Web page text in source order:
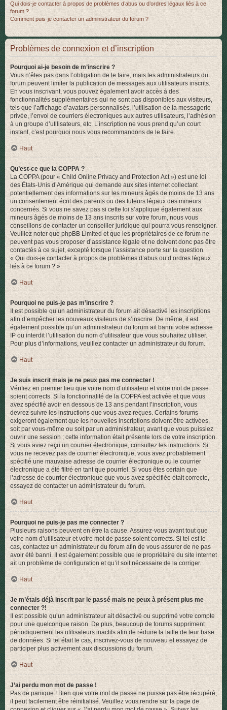
Qui dois-je contacter à propos de problèmes d’abus ou d’ordres légaux liés à ce
forum ?
Comment puis-je contacter un administrateur du forum ?
Problèmes de connexion et d’inscription
Pourquoi ai-je besoin de m’inscrire ?
Vous n’êtes pas dans l’obligation de le faire, mais les administrateurs du
forum peuvent limiter la publication de messages aux utilisateurs inscrits.
En vous inscrivant, vous pouvez également avoir accès à des
fonctionnalités supplémentaires qui ne sont pas disponibles aux visiteurs,
tels que l’affichage d’avatars personnalisés, l’utilisation de la messagerie
privée, l’envoi de courriers électroniques aux autres utilisateurs, l’adhésion
à un groupe d’utilisateurs, etc. L’inscription ne vous prend qu’un court
instant, c’est pourquoi nous vous recommandons de le faire.
Haut
Qu’est-ce que la COPPA ?
La COPPA (pour « Child Online Privacy and Protection Act ») est une loi
des États-Unis d’Amérique qui demande aux sites internet collectant
potentiellement des informations sur les mineurs âgés de moins de 13 ans
un consentement écrit des parents ou des tuteurs légaux des mineurs
concernés. Si vous ne savez pas si cette loi s’applique également aux
mineurs âgés de moins de 13 ans inscrits sur votre forum, nous vous
conseillons de contacter un conseiller juridique qui pourra vous renseigner.
Veuillez noter que phpBB Limited et que les propriétaires de ce forum ne
peuvent pas vous proposer d’assistance légale et ne doivent donc pas être
contactés à ce sujet, excepté lorsque l’assistance porte sur la question
« Qui dois-je contacter à propos de problèmes d’abus ou d’ordres légaux
liés à ce forum ? ».
Haut
Pourquoi ne puis-je pas m’inscrire ?
Il est possible qu’un administrateur du forum ait désactivé les inscriptions
afin d’empêcher les nouveaux visiteurs de s’inscrire. De même, il est
également possible qu’un administrateur du forum ait banni votre adresse
IP ou interdit l’utilisation du nom d’utilisateur que vous souhaitez utiliser.
Pour plus d’informations, veuillez contacter un administrateur du forum.
Haut
Je suis inscrit mais je ne peux pas me connecter !
Vérifiez en premier lieu que votre nom d’utilisateur et votre mot de passe
soient corrects. Si la fonctionnalité de la COPPA est activée et que vous
avez spécifié avoir en dessous de 13 ans pendant l’inscription, vous
devrez suivre les instructions que vous avez reçues. Certains forums
exigeront également que les nouvelles inscriptions doivent être activées,
soit par vous-même ou soit par un administrateur, avant que vous puissiez
ouvrir une session ; cette information était présente lors de votre inscription.
Si vous aviez reçu un courrier électronique, consultez les instructions. Si
vous ne recevez pas de courrier électronique, vous avez probablement
spécifié une mauvaise adresse de courrier électronique ou le courrier
électronique a été filtré en tant que pourriel. Si vous êtes certain que
l’adresse de courrier électronique que vous avez spécifiée était correcte,
essayez de contacter un administrateur du forum.
Haut
Pourquoi ne puis-je pas me connecter ?
Plusieurs raisons peuvent en être la cause. Assurez-vous avant tout que
votre nom d’utilisateur et votre mot de passe soient corrects. Si tel est le
cas, contactez un administrateur du forum afin de vous assurer de ne pas
avoir été banni. Il est également possible que le propriétaire du site internet
ait un problème de configuration et qu’il soit nécessaire de la corriger.
Haut
Je m’étais déjà inscrit par le passé mais ne peux à présent plus me
connecter ?!
Il est possible qu’un administrateur ait désactivé ou supprimé votre compte
pour une quelconque raison. De plus, beaucoup de forums suppriment
périodiquement les utilisateurs inactifs afin de réduire la taille de leur base
de données. Si tel était le cas, inscrivez-vous de nouveau et essayez de
participer plus activement aux discussions du forum.
Haut
J’ai perdu mon mot de passe !
Pas de panique ! Bien que votre mot de passe ne puisse pas être récupéré,
il peut facilement être réinitialisé. Veuillez vous rendre sur la page de